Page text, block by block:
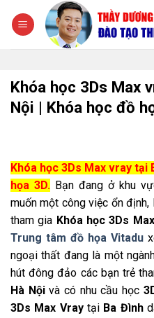
đến
Khóa học 3Ds Max
Nội | Khóa học đồ
Khóa học 3Ds Max vray tại
họa 3D. Bạn đang ở khu
muốn một công việc ổn
tham gia Khóa học 3Ds
Trung tâm đồ họa Vitadu
ngoại thất đang là một
hút đông đảo các bạn trẻ
Hà Nộivà có nhu cầu học
3Ds Max Vraytại Ba Đình